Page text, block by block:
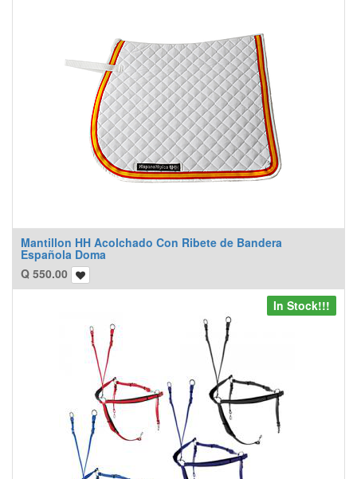
Mantillon HH Acolchado Con Ribete de Bandera
Española Doma
Q 550.00
In Stock!!!